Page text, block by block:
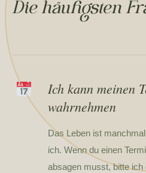
Die häufigsten
Ich kann meinen
wahrnehmen
Das Leben ist
ich. Wenn du einen
absagen musst, bitte